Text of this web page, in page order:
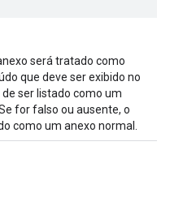
será tratado como
que deve ser exibido no
ser listado como um
for falso ou ausente, o
como um anexo normal.